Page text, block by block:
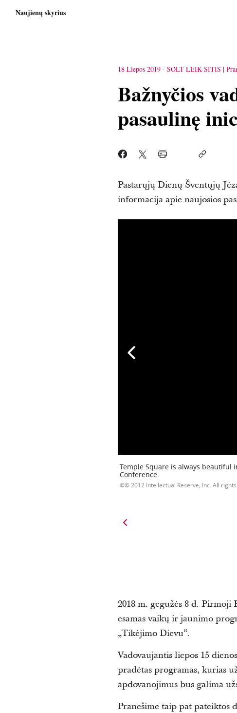
Naujienų skyrius
18 Liepos 2019 - SOLT LEIK SITIS
Bažnyčios
pasaulinę
Pastarųjų Dienų Šventųjų
informacija apie naujosios
Temple Square is always
Conference.
© 2012 Intellectual Reserve, Inc. All
2018 m. gegužės 8 d. Pirmoji
esamas vaikų ir jaunimo
„Tikėjimo Dievu“.
Vadovaujantis liepos 15
pradėtas programas, kurias
apdovanojimus bus galima
Pranešime taip pat pateiktos